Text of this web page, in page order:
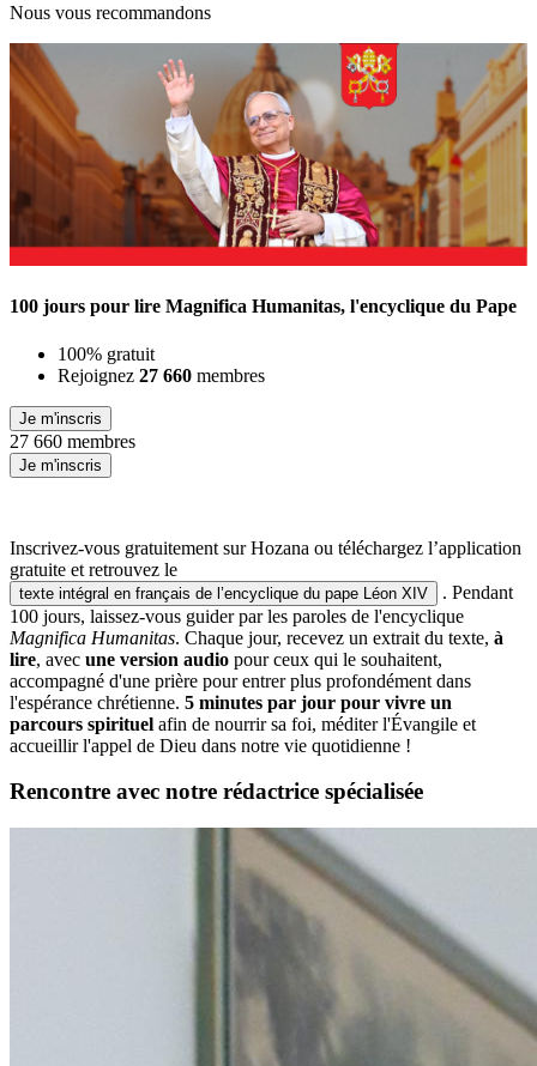
Nous vous recommandons
100 jours pour lire Magnifica Humanitas, l'encyclique du Pape
100% gratuit
Rejoignez 27 660 membres
Je m'inscris
27 660 membres
Je m'inscris
Inscrivez-vous gratuitement sur Hozana ou téléchargez l’application
gratuite et retrouvez le
texte intégral en français de l’encyclique du pape Léon XIV
. Pendant
100 jours, laissez-vous guider par les paroles de l'encyclique
Magnifica Humanitas. Chaque jour, recevez un extrait du texte, à
lire, avec une version audio pour ceux qui le souhaitent,
accompagné d'une prière pour entrer plus profondément dans
l'espérance chrétienne. 5 minutes par jour pour vivre un
parcours spirituel afin de nourrir sa foi, méditer l'Évangile et
accueillir l'appel de Dieu dans notre vie quotidienne !
Rencontre avec notre rédactrice spécialisée